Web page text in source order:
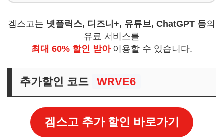
겜스고는 넷플릭스, 디즈니+, 유튜브, ChatGPT 등의
유료 서비스를
최대 60% 할인 받아이용할 수 있습니다.
추가할인 코드 WRVE6
겜스고 추가 할인 바로가기